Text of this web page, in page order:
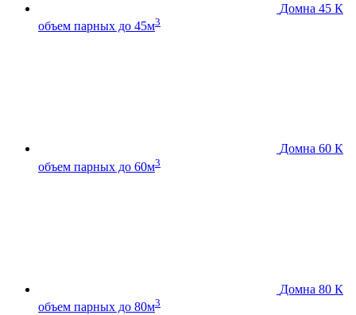
Домна 45 К
объем парных до 45м3
Домна 60 К
объем парных до 60м3
Домна 80 К
объем парных до 80м3